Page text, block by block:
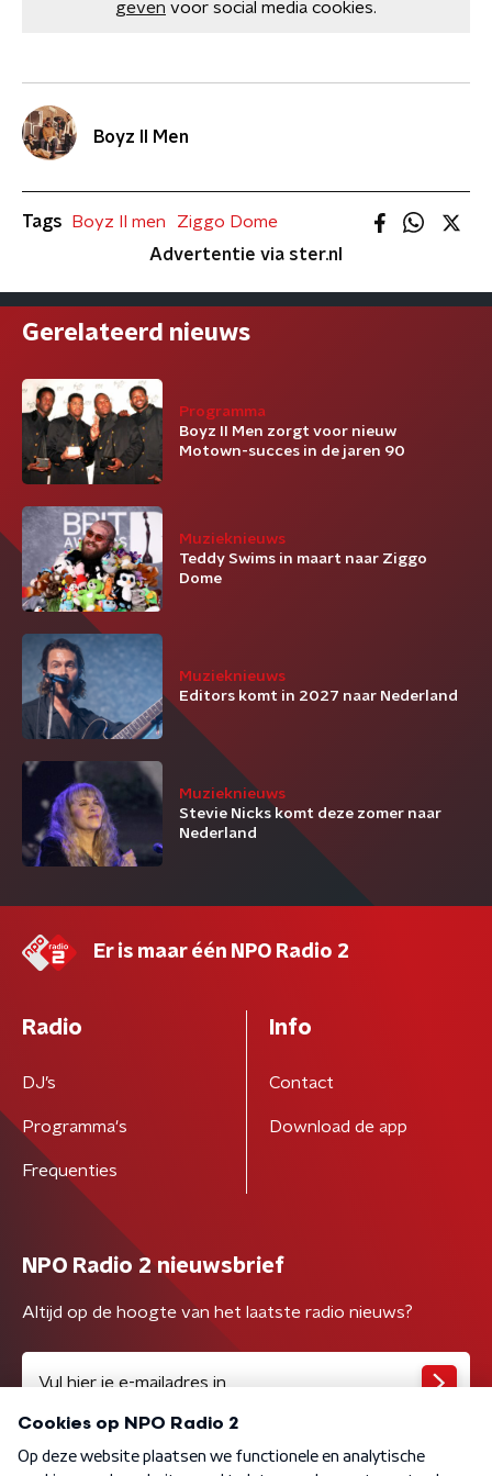
geven voor social media cookies.
Boyz II Men
Tags Boyz II men
Ziggo Dome
Advertentie via ster.nl
Gerelateerd nieuws
Programma
Boyz II Men zorgt voor nieuw
Motown-succes in de jaren 90
Muzieknieuws
Teddy Swims in maart naar Ziggo
Dome
Muzieknieuws
Editors komt in 2027 naar Nederland
Muzieknieuws
Stevie Nicks komt deze zomer naar
Nederland
Er is maar één NPO Radio 2
Radio
DJ’s
Programma's
Frequenties
Info
Contact
Download de app
NPO Radio 2 nieuwsbrief
Altijd op de hoogte van het laatste radio nieuws?